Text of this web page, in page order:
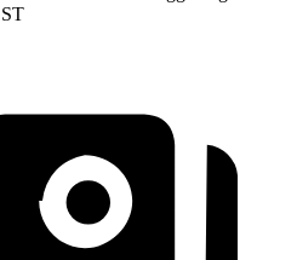
ST